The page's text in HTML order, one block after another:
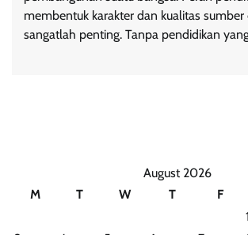
membentuk karakter dan kualitas sumber
sangatlah penting. Tanpa pendidikan
August 2026
M
T W T F
1